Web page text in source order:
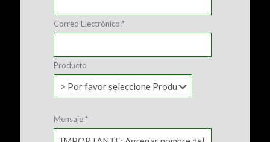
Correo Electrónico:*
Producto
Mensaje:*